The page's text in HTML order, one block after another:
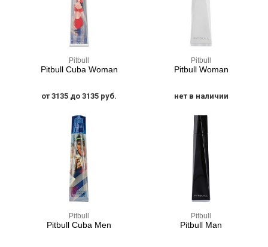
Pitbull
Pitbull Cuba Woman
от 3135 до 3135 руб.
Pitbull
Pitbull Woman
нет в наличии
Pitbull
Pitbull Cuba Men
Pitbull
Pitbull Man